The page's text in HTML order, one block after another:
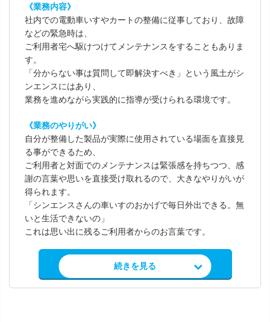
《業務内容》
社内での電動車いすやカートの整備に従事しており、故障
などの緊急時は、
ご利用者宅へ駆けつけてメンテナンスをすることもありま
す。
「分からない事は質問して即解決すべき」という風土がシ
ンエンスにはあり、
業務を進めながら実践的に指導が受けられる環境です。
《業務のやりがい》
自分が整備した製品が実際に使用されている場面を直接見
る事ができるため、
ご利用者と対面でのメンテナンスは緊張感を持ちつつ、感
謝の言葉や思いを直接受け取れるので、大きなやりがいが
得られます。
「シンエンスさんの車いすのおかげで毎日外出できる。無
いと生活できないの」
これは思い出に残るご利用者からのお言葉です。
求人情報を見る
続きを見る